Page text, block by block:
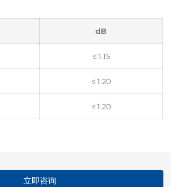
dB
≤ 1.15
≤ 1.20
≤ 1.20
立即咨询